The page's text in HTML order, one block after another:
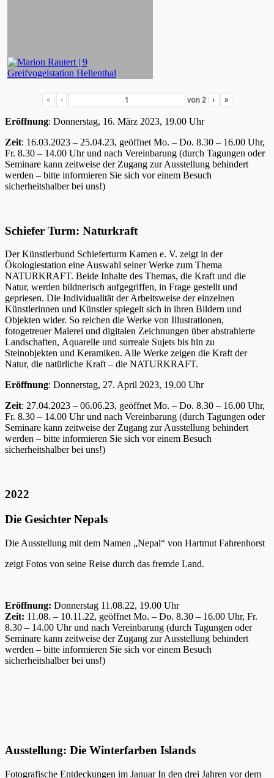
« ‹ von 2 › »
Eröffnung: Donnerstag, 16. März 2023, 19.00 Uhr
Zeit: 16.03.2023 – 25.04.23, geöffnet Mo. – Do. 8.30 – 16.00 Uhr,
Fr. 8.30 – 14.00 Uhr und nach Vereinbarung (durch Tagungen oder
Seminare kann zeitweise der Zugang zur Ausstellung behindert
werden – bitte informieren Sie sich vor einem Besuch
sicherheitshalber bei uns!)
Schiefer Turm: Naturkraft
Der Künstlerbund Schieferturm Kamen e. V. zeigt in der
Ökologiestation eine Auswahl seiner Werke zum Thema
NATURKRAFT. Beide Inhalte des Themas, die Kraft und die
Natur, werden bildnerisch aufgegriffen, in Frage gestellt und
gepriesen. Die Individualität der Arbeitsweise der einzelnen
Künstlerinnen und Künstler spiegelt sich in ihren Bildern und
Objekten wider. So reichen die Werke von Illustrationen,
fotogetreuer Malerei und digitalen Zeichnungen über abstrahierte
Landschaften, Aquarelle und surreale Sujets bis hin zu
Steinobjekten und Keramiken. Alle Werke zeigen die Kraft der
Natur, die natürliche Kraft – die NATURKRAFT.
Eröffnung: Donnerstag, 27. April 2023, 19.00 Uhr
Zeit: 27.04.2023 – 06.06.23, geöffnet Mo. – Do. 8.30 – 16.00 Uhr,
Fr. 8.30 – 14.00 Uhr und nach Vereinbarung (durch Tagungen oder
Seminare kann zeitweise der Zugang zur Ausstellung behindert
werden – bitte informieren Sie sich vor einem Besuch
sicherheitshalber bei uns!)
2022
Die Gesichter Nepals
Die Ausstellung mit dem Namen „Nepal“ von Hartmut Fahrenhorst
zeigt Fotos von seine Reise durch das fremde Land.
Eröffnung: Donnerstag 11.08.22, 19.00 Uhr
Zeit: 11.08. – 10.11.22, geöffnet Mo. – Do. 8.30 – 16.00 Uhr, Fr.
8.30 – 14.00 Uhr und nach Vereinbarung (durch Tagungen oder
Seminare kann zeitweise der Zugang zur Ausstellung behindert
werden – bitte informieren Sie sich vor einem Besuch
sicherheitshalber bei uns!)
Ausstellung: Die Winterfarben Islands
Fotografische Entdeckungen im Januar In den drei Jahren vor dem